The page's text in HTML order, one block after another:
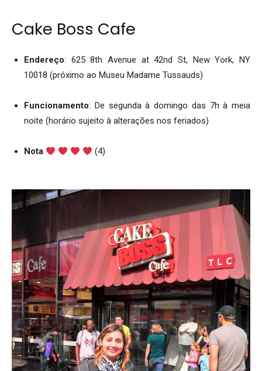
Cake Boss Cafe
Endereço: 625 8th Avenue at 42nd St, New York, NY
10018 (próximo ao Museu Madame Tussauds)
Funcionamento: De segunda à domingo das 7h à meia
noite (horário sujeito à alterações nos feriados)
Nota (4)